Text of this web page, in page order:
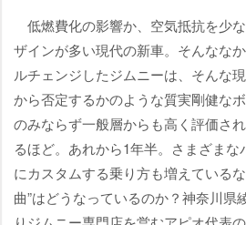
低燃費化の影響か、空気抵抗を少
ザインが多い現代の新車。そんなな
ルチェンジしたジムニーは、そんな
から否定するかのような質実剛健な
のみならず一般層からも高く評価さ
るほど。あれから1年半。さまざま
にカスタムする乗り方も増えている
曲”はどうなっているのか？神奈川県